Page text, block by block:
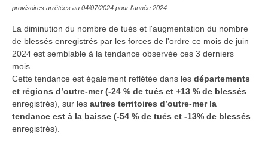
provisoires arrêtées au 04/07/2024 pour l'année 2024
La diminution du nombre de tués et l'augmentation du nombre
de blessés enregistrés par les forces de l'ordre ce mois de juin
2024 est semblable à la tendance observée ces 3 derniers
mois.
Cette tendance est également reflétée dans les départements
et régions d’outre-mer (-24 % de tués et +13 % de blessés
enregistrés), sur les autres territoires d’outre-mer la
tendance est à la baisse (-54 % de tués et -13% de blessés
enregistrés).